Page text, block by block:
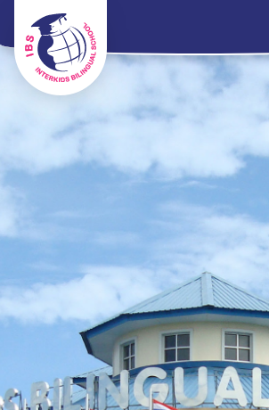
ร่วมงานกับเรา
ติดต่อเรา
นโยบาย PDPA
EN 中文